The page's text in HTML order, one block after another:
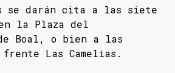
se darán cita a las siete
la Plaza del
Boal, o bien a las
Las Camelias.